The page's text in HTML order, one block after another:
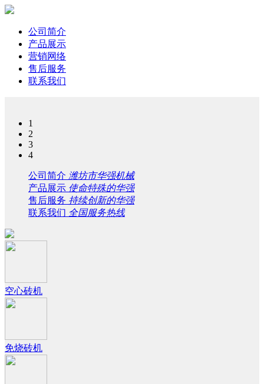
公司简介
产品展示
营销网络
售后服务
联系我们
1
2
3
4
公司简介 潍坊市华强机械
产品展示 使命特殊的华强
售后服务 持续创新的华强
联系我们 全国服务热线
空心砖机
免烧砖机